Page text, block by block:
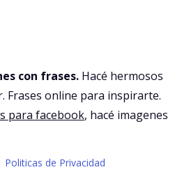
con frases. Hacé hermosos
Frases online para inspirarte.
para facebook, hacé imagenes
Politicas de Privacidad